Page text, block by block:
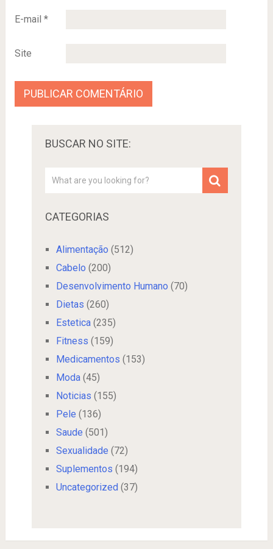
E-mail *
Site
BUSCAR NO SITE:
CATEGORIAS
Alimentação (512)
Cabelo (200)
Desenvolvimento Humano (70)
Dietas (260)
Estetica(235)
Fitness (159)
Medicamentos (153)
Moda(45)
Noticias (155)
Pele (136)
Saude (501)
Sexualidade (72)
Suplementos (194)
Uncategorized (37)